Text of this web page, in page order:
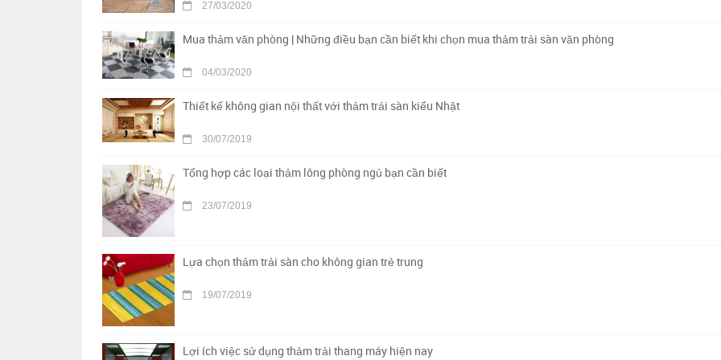
27/03/2020
Mua thảm văn phòng | Những điều bạn cần biết khi chọn mua thảm trải sàn văn phòng
04/03/2020
Thiết kế không gian nội thất với thảm trải sàn kiểu Nhật
30/07/2019
Tổng hợp các loại thảm lông phòng ngủ bạn cần biết
23/07/2019
Lựa chọn thảm trải sàn cho không gian trẻ trung
19/07/2019
Lợi ích việc sử dụng thảm trải thang máy hiện nay